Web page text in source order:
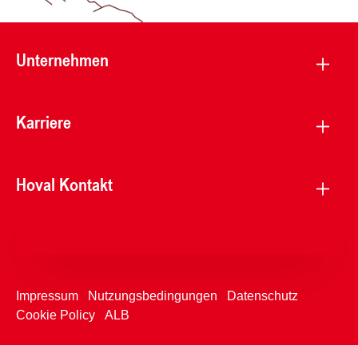
Unternehmen
Karriere
Hoval Kontakt
Impressum Nutzungsbedingungen
Datenschutz
Cookie Policy
ALB